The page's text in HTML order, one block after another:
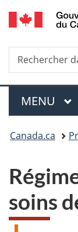
Rechercher
dans
Menu
MENU
Vous
ici :
Canada.ca
soins